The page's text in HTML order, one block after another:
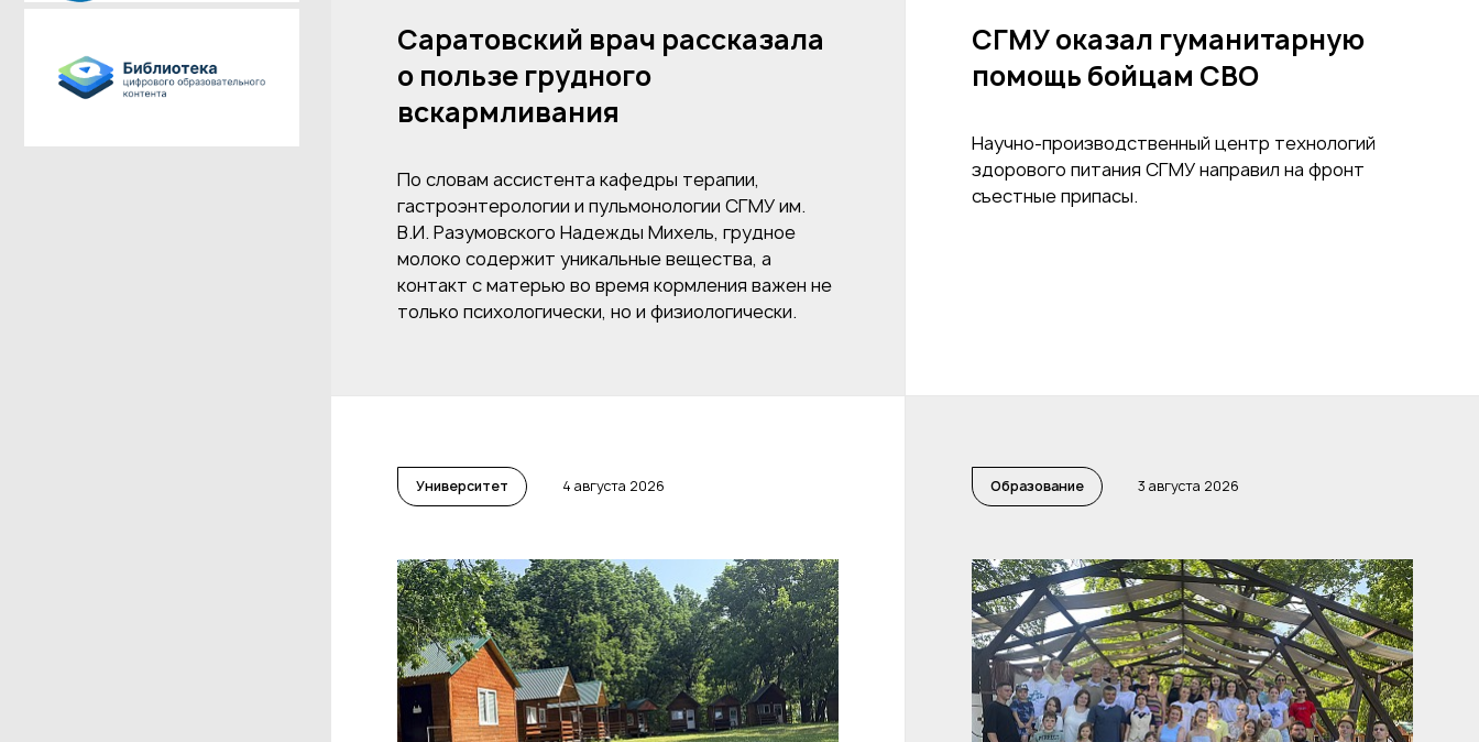
Саратовский врач рассказала
о пользе грудного
вскармливания
По словам ассистента кафедры терапии,
гастроэнтерологии и пульмонологии СГМУ им.
В.И. Разумовского Надежды Михель, грудное
молоко содержит уникальные вещества, а
контакт с матерью во время кормления важен не
только психологически, но и физиологически.
СГМУ оказал гуманитарную
помощь бойцам СВО
Научно-производственный центр технологий
здорового питания СГМУ направил на фронт
съестные припасы.
Университет 4 августа 2026 Образование 3 августа 2026